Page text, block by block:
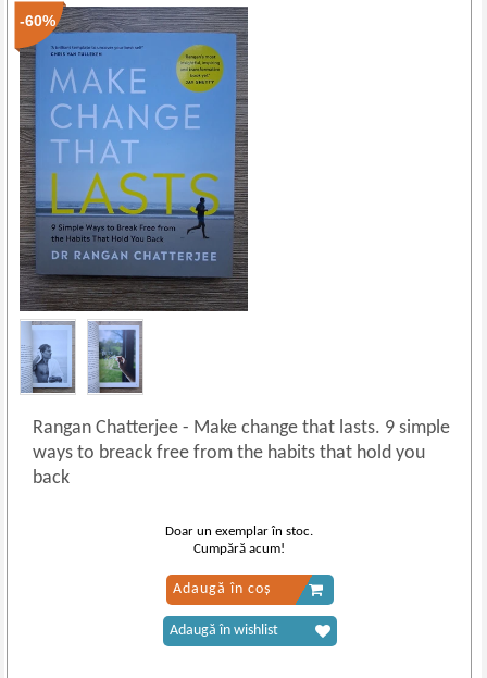
-60%
Rangan Chatterjee- Make change that lasts. 9 simple
ways to breack free from the habits that hold you
back
Doar un exemplar în stoc.
Cumpără acum!
Adaugă în coș
Adaugă în wishlist